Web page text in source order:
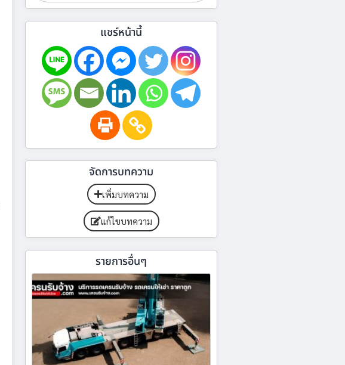
แชร์หน้านี้
จัดการบทความ
เพิ่มบทความ
แก้ไขบทความ
รายการอื่นๆ